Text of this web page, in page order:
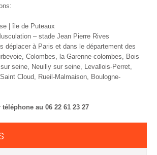
| île de Puteaux
– stade Jean Pierre Rives
déplacer à Paris et dans le département des
Colombes, la Garenne-colombes, Bois
seine, Neuilly sur seine, Levallois-Perret,
Cloud, Rueil-Malmaison, Boulogne-
au 06 22 61 23 27